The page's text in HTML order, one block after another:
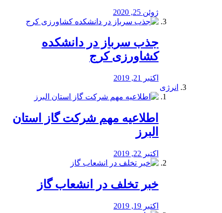
ژوئن 25, 2020
جذب سرباز در دانشکده
کشاورزی کرج
اکتبر 21, 2019
انرژی
️اطلاعیه مهم شرکت گاز استان
البرز
اکتبر 22, 2019
خبر تخلف در انشعاب گاز
اکتبر 19, 2019